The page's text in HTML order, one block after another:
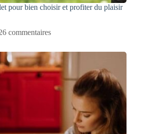
pour bien choisir et profiter du plaisir
commentaires